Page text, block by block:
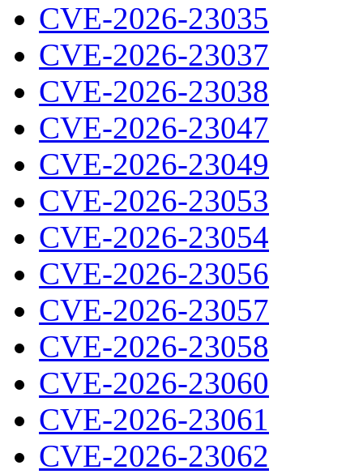
CVE-2026-23035
CVE-2026-23037
CVE-2026-23038
CVE-2026-23047
CVE-2026-23049
CVE-2026-23053
CVE-2026-23054
CVE-2026-23056
CVE-2026-23057
CVE-2026-23058
CVE-2026-23060
CVE-2026-23061
CVE-2026-23062